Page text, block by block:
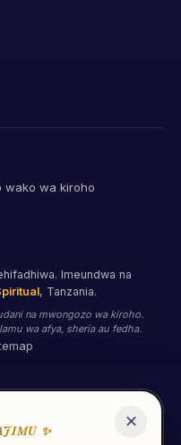
wako wa kiroho
Imeundwa na
, Tanzania.
na mwongozo wa kiroho.
wa afya, sheria au fedha.
✕
✨